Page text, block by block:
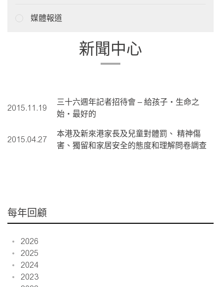
媒體報道
新聞中心
2015.11.19
三十六週年記者招待會 – 給孩子‧生命之
始‧最好的
2015.04.27
本港及新來港家長及兒童對體罰、 精神傷
害、獨留和家居安全的態度和理解問卷調查
每年回顧
2026
2025
2024
2023